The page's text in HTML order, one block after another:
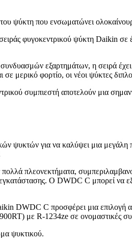
ψύκτη που ενσωματώνει
φυγοκεντρικού ψύκτη Daikin σε
εξαρτημάτων, η σειρά έχει
μερικό φορτίο, οι νέοι ψύκτες
συμπιεστή αποτελούν μια
ψυκτών για να καλύψει μια
πλεονεκτήματα,
Ο DWDC C μπορεί να
DWDC C προσφέρει μια
με R-1234ze σε ονομαστικές
ψυκτικού.